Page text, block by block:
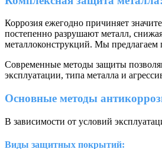
Коррозия ежегодно причиняет
постепенно разрушают металл,
металлоконструкций. Мы предлагаем
Современные методы защиты
эксплуатации, типа металла и
Основные методы
В зависимости от условий
Виды защитных покрытий: